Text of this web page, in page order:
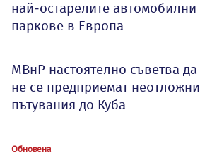
най-остарелите автомобилни
паркове в Европа
МВнР настоятелно съветва да
не се предприемат неотложни
пътувания до Куба
Обновена